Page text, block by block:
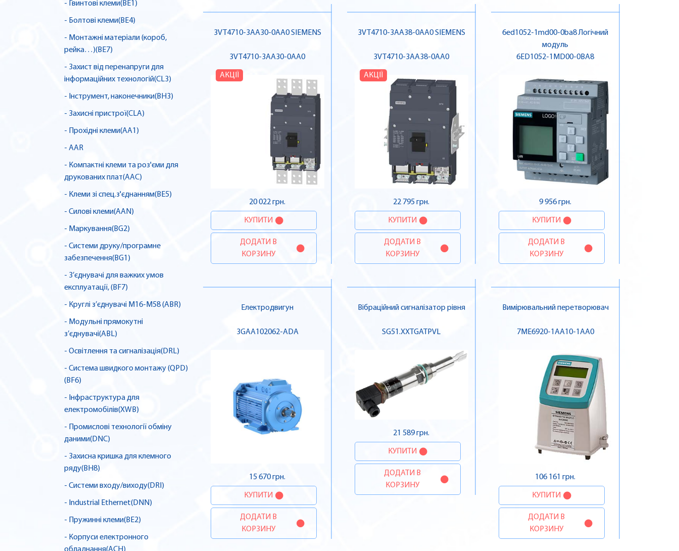
- Гвинтові клеми(BE1)
- Болтові клеми(BE4)
- Монтажні матеріали (короб,
рейка…)(BE7)
- Захист від перенапруги для
інформаційних технологій(CL3)
- Інструмент, наконечники(BH3)
- Захисні пристрої(CLA)
- Прохідні клеми(AA1)
- AAR
- Компактні клеми та роз'єми для
друкованих плат(AAC)
- Клеми зі спец.з'єднанням(BE5)
- Силові клеми(AAN)
- Маркування(BG2)
- Системи друку/програмне
забезпечення(BG1)
- З’єднувачі для важких умов
експлуатації, (BF7)
- Круглі з’єднувачі M16-M58 (ABR)
- Модульні прямокутні
з’єднувачі(ABL)
- Освітлення та сигналізація(DRL)
- Система швидкого монтажу (QPD)
(BF6)
- Інфраструктура для
електромобілів(XWB)
- Промислові технології обміну
даними(DNC)
- Захисна кришка для клемного
ряду(BH8)
- Системи входу/виходу(DRI)
- Industrial Ethernet(DNN)
- Пружинні клеми(BE2)
- Корпуси електронного
3VT4710-3AA30-0AA0 SIEMENS
3VT4710-3AA30-0AA0
АКЦІЇ
20 022 грн.
КУПИТИ
ДОДАТИ В
КОРЗИНУ
3VT4710-3AA38-0AA0 SIEMENS
3VT4710-3AA38-0AA0
АКЦІЇ
22 795 грн.
КУПИТИ
ДОДАТИ В
КОРЗИНУ
6ed1052-1md00-0ba8 Логічний
модуль
6ED1052-1MD00-0BA8
9 956 грн.
КУПИТИ
ДОДАТИ В
КОРЗИНУ
Електродвигун
3GAA102062-ADA
15 670 грн.
КУПИТИ
ДОДАТИ В
КОРЗИНУ
Вібраційний сигналізатор рівня
SG51.XXTGATPVL
21 589 грн.
КУПИТИ
ДОДАТИ В
КОРЗИНУ
Вимірювальний перетворювач
7ME6920-1AA10-1AA0
106 161 грн.
КУПИТИ
ДОДАТИ В
КОРЗИНУ